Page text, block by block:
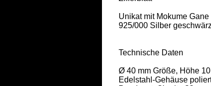
Unikat mit Mokume
925/000 Silber
Technische Daten
Ø 40 mm Größe, Höhe
Edelstahl-Gehäuse